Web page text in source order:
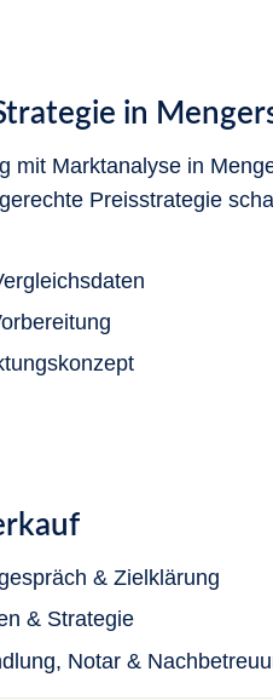
in
mit Marktanalyse in
Preisstrategie
& Zielklärung
& Strategie
Notar &